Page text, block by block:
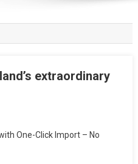
extraordinary
One-Click Import – No